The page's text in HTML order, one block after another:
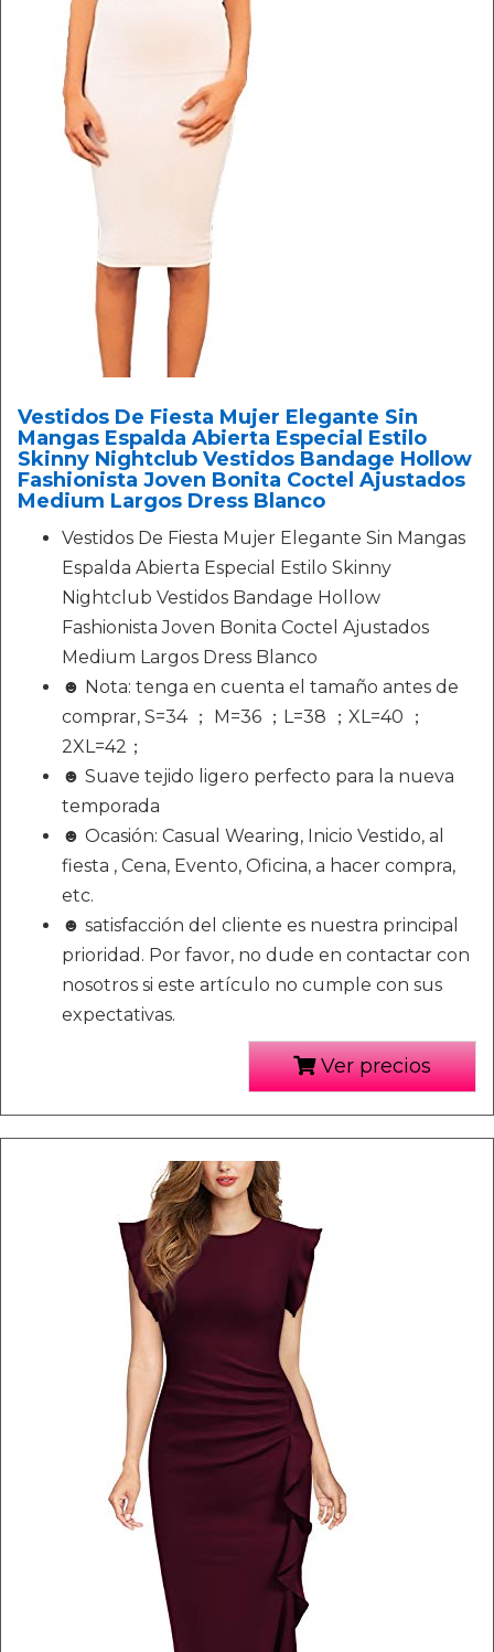
Vestidos De Fiesta Mujer Elegante Sin
Mangas Espalda Abierta Especial Estilo
Skinny Nightclub Vestidos Bandage Hollow
Fashionista Joven Bonita Coctel Ajustados
Medium Largos Dress Blanco
Vestidos De Fiesta Mujer Elegante Sin Mangas
Espalda Abierta Especial Estilo Skinny
Nightclub Vestidos Bandage Hollow
Fashionista Joven Bonita Coctel Ajustados
Medium Largos Dress Blanco
☻ Nota: tenga en cuenta el tamaño antes de
comprar, S=34 ； M=36 ；L=38 ；XL=40 ；
2XL=42；
☻ Suave tejido ligero perfecto para la nueva
temporada
☻ Ocasión: Casual Wearing, Inicio Vestido, al
fiesta , Cena, Evento, Oficina, a hacer compra,
etc.
☻ satisfacción del cliente es nuestra principal
prioridad. Por favor, no dude en contactar con
nosotros si este artículo no cumple con sus
expectativas.
Ver precios